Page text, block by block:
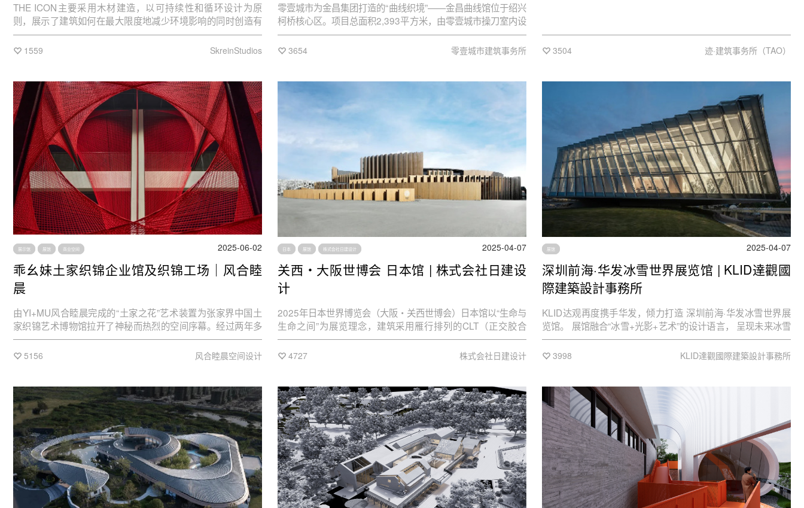
THE ICON主要采用木材建造，以可持续性和循环设计为原
则，展示了建筑如何在最大限度地减少环境影响的同时创造有
意义的体验。它已成为全球领袖、创新者和变革推动者的聚集
场所，推动了围绕未来生活、工作和社区的对话。
1559 SkreinStudios
零壹城市为金昌集团打造的“曲线织境”——金昌曲线馆位于绍兴
柯桥核心区。项目总面积2,393平方米，由零壹城市操刀室内设
计、展陈设计、展项策划与多媒体内容制作。该项目集企业接
待、总部办公与品牌展示于一体，旨在以沉浸式的空间体验全
3654 零壹城市建筑事务所 3504 迹·建筑事务所（TAO）
展示馆 展馆 商业空间 2025-06-02
乖幺妹土家织锦企业馆及织锦工场｜风合睦
晨
由YI+MU风合睦晨完成的“土家之花”艺术装置为张家界中国土
家织锦艺术博物馆拉开了神秘而热烈的空间序幕。经过两年多
的打磨，以土家织锦非遗文化为核心的企业馆、体验中心、旗
舰店等空间相继落成。
5156 风合睦晨空间设计
日本 展馆 株式会社日建设计 2025-04-07
关西・大阪世博会 日本馆 | 株式会社日建设
计
2025年日本世界博览会（大阪・关西世博会）日本馆以“生命与
生命之间”为展览理念，建筑采用雁行排列的CLT（正交胶合
木）重复构成无数个圆环，以建筑的形式表现“生命的接力”与
“生命的循环”。
4727 株式会社日建设计
展馆 2025-04-07
深圳前海·华发冰雪世界展览馆 | KLID達觀國
際建築設計事務所
KLID达观再度携手华发，倾力打造 深圳前海·华发冰雪世界展
览馆。 展馆融合“冰雪+光影+艺术”的设计语言， 呈现未来冰雪
生活场景， 打造科技与人文共生的沉浸式体验。
3998 KLID達觀國際建築設計事務所